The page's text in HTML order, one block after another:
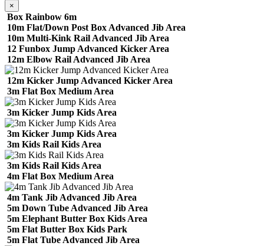
×
Box Rainbow 6m
10m Flat/Down Post Box Advanced Jib Area
10m Multi-Kink Rail Advanced Jib Area
12 Funbox Jump Advanced Kicker Area
12m Elbow Rail Advanced Jib Area
12m Kicker Jump Advanced Kicker Area
3m Flat Box Medium Area
3m Kicker Jump Kids Area
3m Kicker Jump Kids Area
3m Kids Rail Kids Area
3m Kids Rail Kids Area
4m Flat Box Medium Area
4m Tank Jib Advanced Jib Area
5m Down Tube Advanced Jib Area
5m Elephant Butter Box Kids Area
5m Flat Butter Box Kids Park
5m Flat Tube Advanced Jib Area